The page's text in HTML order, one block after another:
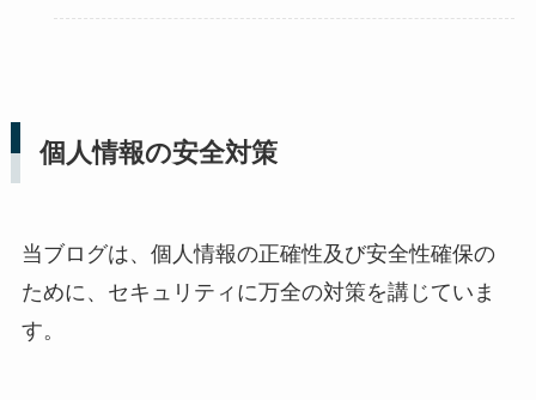
個人情報の安全対策
当ブログは、個人情報の正確性及び安全性確保の
ために、セキュリティに万全の対策を講じていま
す。